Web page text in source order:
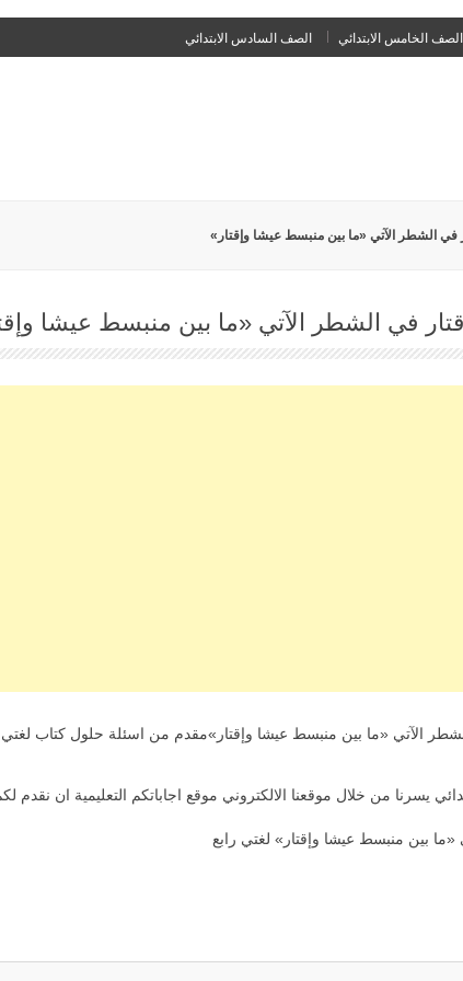
Skip
to
الصف الخامس الابتدائي الصف السادس الابتدائي
الشطر الآتي «ما بين منبسط عيشا وإقتار»
في الشطر الآتي «ما بين منبسط عيشا
الآتي «ما بين منبسط عيشا وإقتار»مقدم من اسئلة حلول كتاب
يسرنا من خلال موقعنا الالكتروني موقع اجاباتكم التعليمية ان نقدم
بين منبسط عيشا وإقتار» لغتي رابع